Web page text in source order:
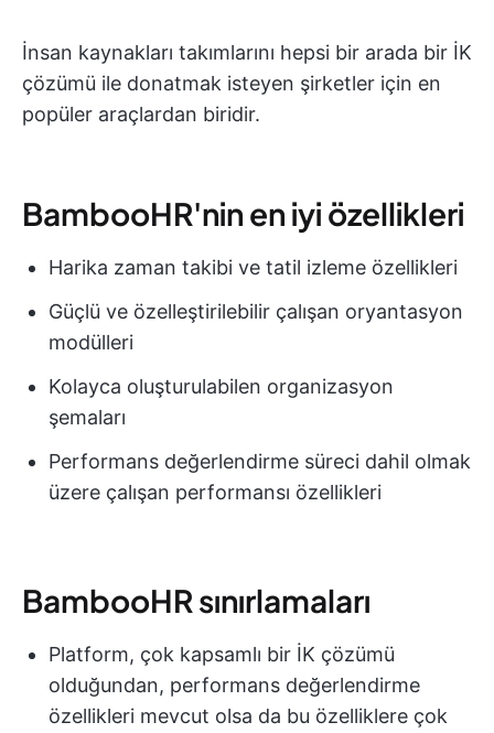
İnsan kaynakları takımlarını hepsi bir arada bir İK
çözümü ile donatmak isteyen şirketler için en
popüler araçlardan biridir.
BambooHR'nin en iyi özellikleri
Harika zaman takibi ve tatil izleme özellikleri
Güçlü ve özelleştirilebilir çalışan oryantasyon
modülleri
Kolayca oluşturulabilen organizasyon
şemaları
Performans değerlendirme süreci dahil olmak
üzere çalışan performansı özellikleri
BambooHR sınırlamaları
Platform, çok kapsamlı bir İK çözümü
olduğundan, performans değerlendirme
özellikleri mevcut olsa da bu özelliklere çok